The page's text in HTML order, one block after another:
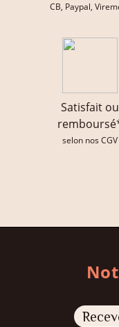
CB, Paypal,
Satisfait ou
selon nos CGV